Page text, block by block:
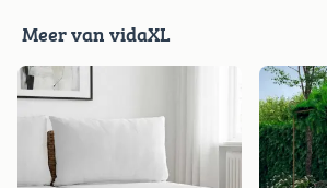
Meer van vidaXL